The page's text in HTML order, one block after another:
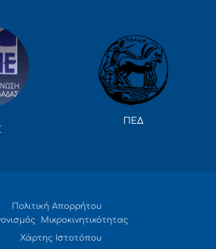
ΠΕΔ
Πολιτική Απορρήτου
Μικροκινητικότητας
Χάρτης Ιστοτόπου